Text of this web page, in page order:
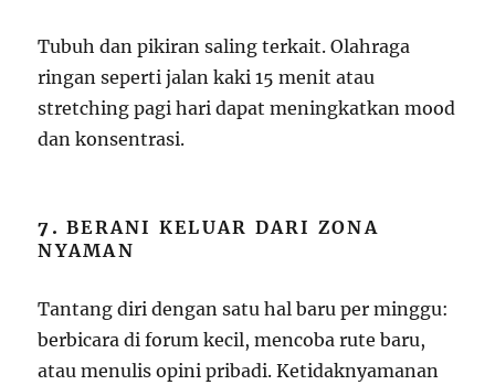
Tubuh dan pikiran saling terkait. Olahraga
ringan seperti jalan kaki 15 menit atau
stretching pagi hari dapat meningkatkan mood
dan konsentrasi.
7.BERANI KELUAR DARI ZONA
NYAMAN
Tantang diri dengan satu hal baru per minggu:
berbicara di forum kecil, mencoba rute baru,
atau menulis opini pribadi. Ketidaknyamanan